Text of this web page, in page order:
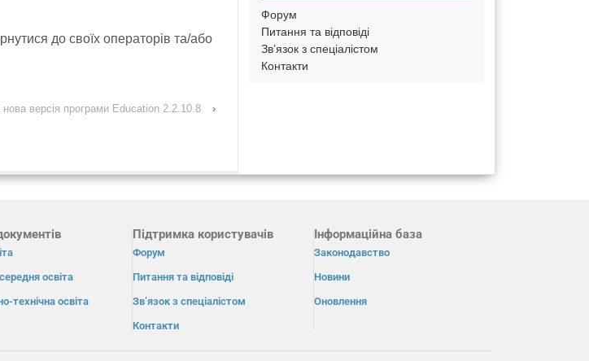
до своїх операторів та/або
версія програми Education 2.2.10.8 ›
Форум
Питання та відповіді
Зв’язок з спеціалістом
Контакти
освіта
технічна освіта
Підтримка користувачів
Форум
Питання та відповіді
Зв’язок з спеціалістом
Контакти
Інформаційна база
Законодавство
Новини
Оновлення